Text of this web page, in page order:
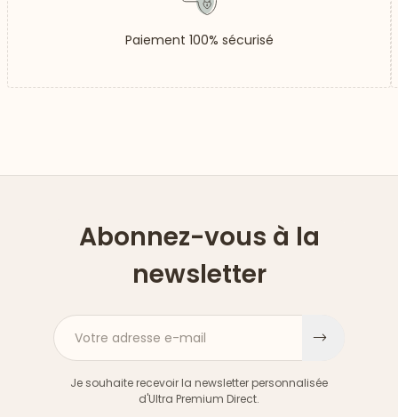
Paiement 100% sécurisé
Abonnez-vous à la
newsletter
Votre adresse e-mail
Je souhaite recevoir la newsletter personnalisée
d'Ultra Premium Direct.